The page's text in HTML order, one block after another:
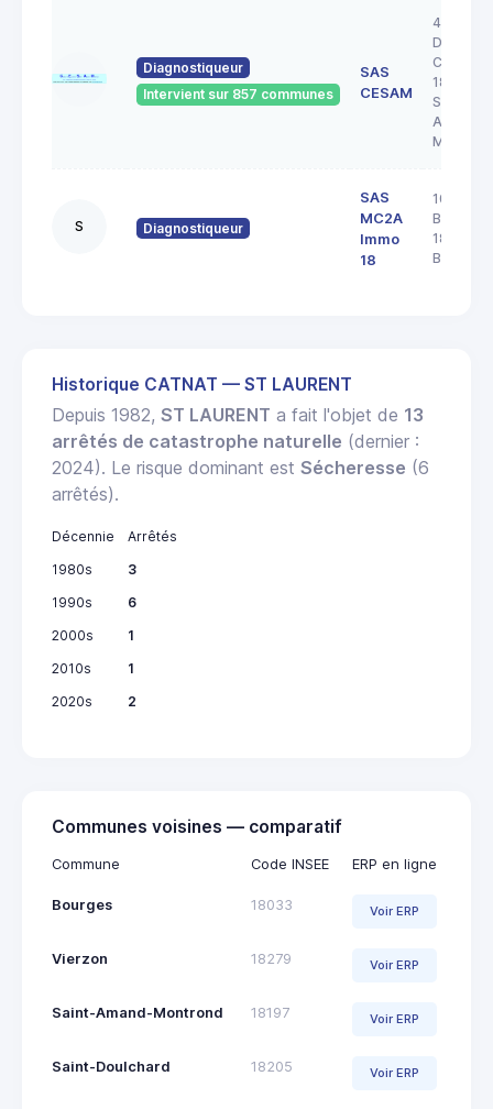
Diagnostiqueur
Intervient sur 857 communes
SAS
CESAM
43 RUE
COULON
18200
SAINT
AMAND
S Diagnostiqueur
SAS
MC2A
Immo
18
103 rue
Barbès
18000
Historique CATNAT — ST LAURENT
Depuis 1982, ST LAURENT a fait l'objet de 13
arrêtés de catastrophe naturelle (dernier :
2024). Le risque dominant est Sécheresse (6
arrêtés).
Décennie
Arrêtés
1980s
3
1990s
6
2000s
1
2010s
1
2020s
2
Communes voisines — comparatif
Commune Code INSEE ERP en ligne
Bourges 18033 Voir ERP
Vierzon 18279 Voir ERP
Saint-Amand-Montrond 18197 Voir ERP
Saint-Doulchard 18205 Voir ERP